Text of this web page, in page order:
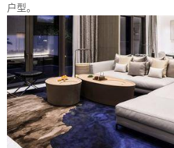
户型。